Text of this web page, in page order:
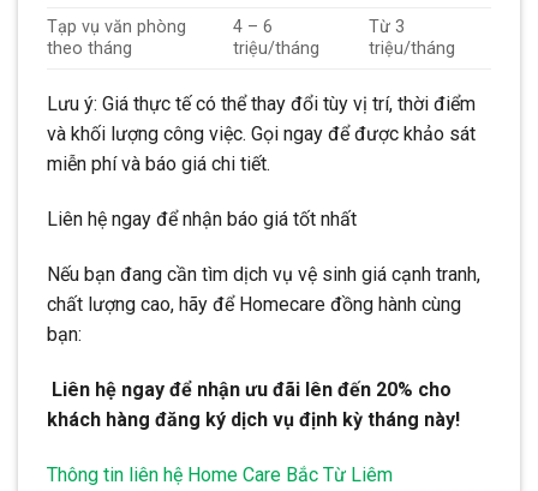
Tạp vụ văn phòng
theo tháng
4 – 6
triệu/tháng
Từ 3
triệu/tháng
Lưu ý: Giá thực tế có thể thay đổi tùy vị trí, thời điểm
và khối lượng công việc. Gọi ngay để được khảo sát
miễn phí và báo giá chi tiết.
Liên hệ ngay để nhận báo giá tốt nhất
Nếu bạn đang cần tìm dịch vụ vệ sinh giá cạnh tranh,
chất lượng cao, hãy để Homecare đồng hành cùng
bạn:
Liên hệ ngay để nhận ưu đãi lên đến 20% cho
khách hàng đăng ký dịch vụ định kỳ tháng này!
Thông tin liên hệ Home Care Bắc Từ Liêm